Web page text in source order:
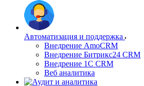
Автоматизация и поддержка
Внедрение AmoCRM
Внедрение Битрикс24 CRM
Внедрение 1C CRM
Веб аналитика